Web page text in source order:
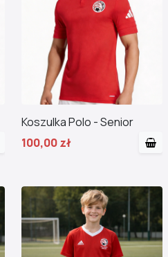
Koszulka Polo - Senior
100,00 zł